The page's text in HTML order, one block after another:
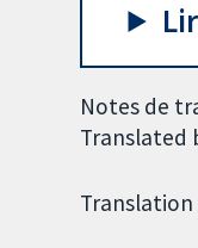
Notes de
Translated
Translation